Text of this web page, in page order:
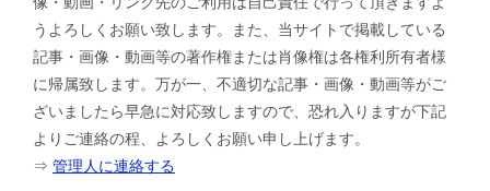
うよろしくお願い致します。また、当サイトで掲載している
記事・画像・動画等の著作権または肖像権は各権利所有者様
に帰属致します。万が一、不適切な記事・画像・動画等がご
ざいましたら早急に対応致しますので、恐れ入りますが下記
よりご連絡の程、よろしくお願い申し上げます。
⇒ 管理人に連絡する